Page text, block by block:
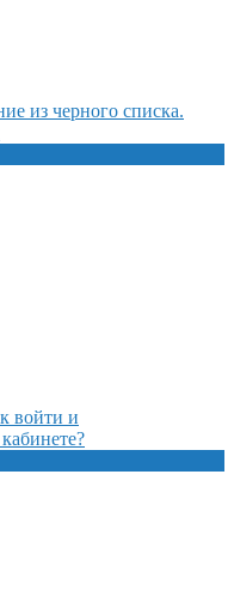
из черного списка.
войти и